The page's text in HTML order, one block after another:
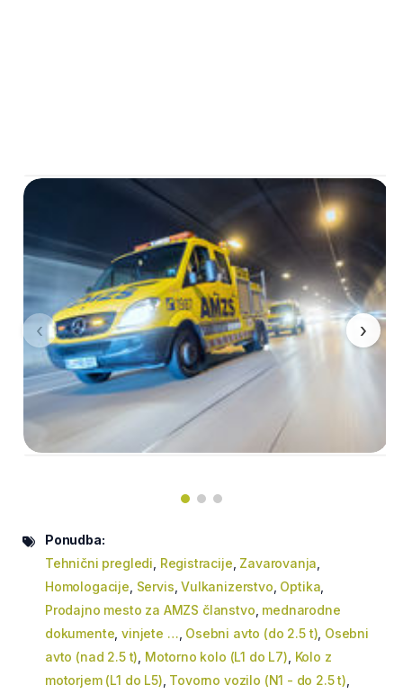
‹ ›
Ponudba:
Tehnični pregledi Registracije Zavarovanja
Homologacije Servis ,Vulkanizerstvo Optika
Prodajno mesto za AMZS članstvo mednarodne
dokumente ,vinjete … Osebni avto (do 2.5 t) Osebni
avto (nad 2.5 t) Motorno kolo (L1 do L7) Kolo z
motorjem (L1 do L5) Tovorno vozilo (N1 - do 2.5 t)